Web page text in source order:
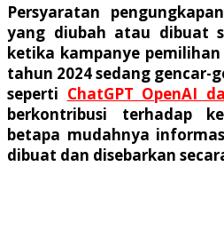
Persyaratan
yang diubah atau dibuat
ketika kampanye
tahun 2024 sedang gencar-
seperti ChatGPT OpenAI
berkontribusi terhadap
betapa mudahnya
dibuat dan disebarkan